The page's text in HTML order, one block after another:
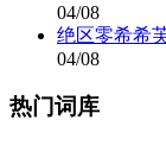
04/08
绝区零希希
04/08
热门词库